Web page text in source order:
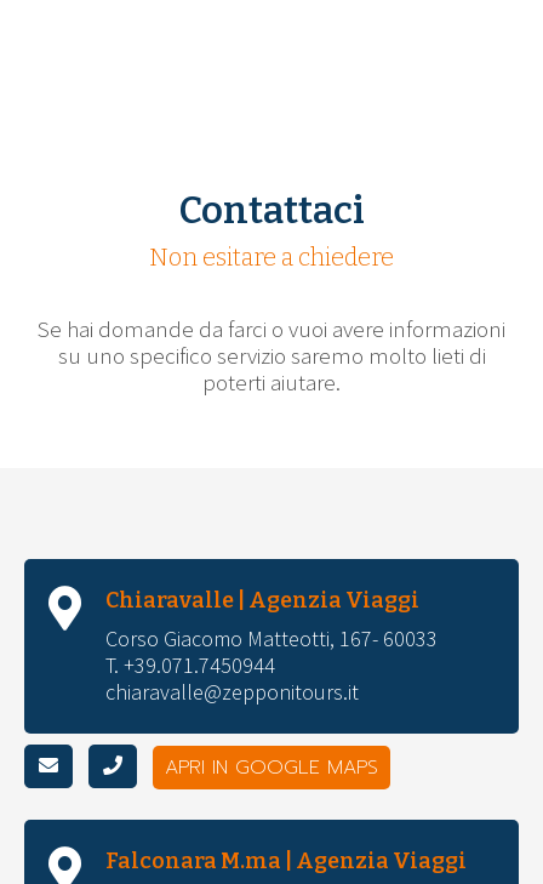
Contattaci
Non esitare a chiedere
Se hai domande da farci o vuoi avere informazioni
su uno specifico servizio saremo molto lieti di
poterti aiutare.
Chiaravalle | Agenzia Viaggi
Corso Giacomo Matteotti, 167- 60033
T. +39.071.7450944
chiaravalle@zepponitours.it
APRI IN GOOGLE MAPS
Falconara M.ma | Agenzia Viaggi